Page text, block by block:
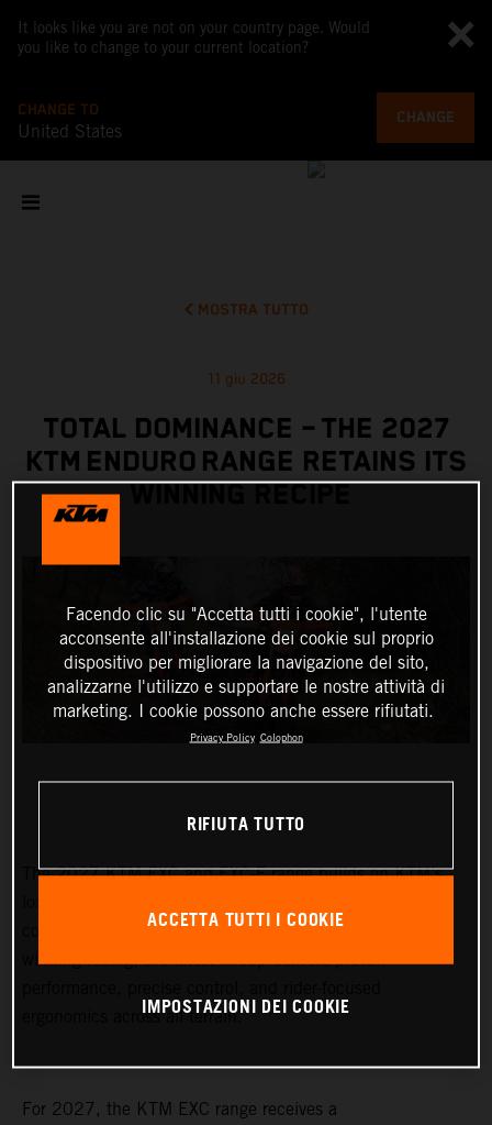
It looks like you are not on your country page. Would
you like to change to your current location?
CHANGE TO
United States
CHANGE
MOSTRA TUTTO
11 giu 2026
TOTAL DOMINANCE – THE 2027
KTM ENDURO RANGE RETAINS ITS
WINNING RECIPE
The 2027 KTM EXC and EXC-F range builds on KTM’s
competition. Developed through years of championship-
winning racing, the latest lineup delivers proven
ergonomics across all terrain.
For 2027, the KTM EXC range receives a
Facendo clic su "Accetta tutti i cookie", l'utente
acconsente all'installazione dei cookie sul proprio
dispositivo per migliorare la navigazione del sito,
analizzarne l'utilizzo e supportare le nostre attività di
marketing. I cookie possono anche essere rifiutati.
Privacy Policy Colophon
RIFIUTA TUTTO
ACCETTA TUTTI I COOKIE
IMPOSTAZIONI DEI COOKIE